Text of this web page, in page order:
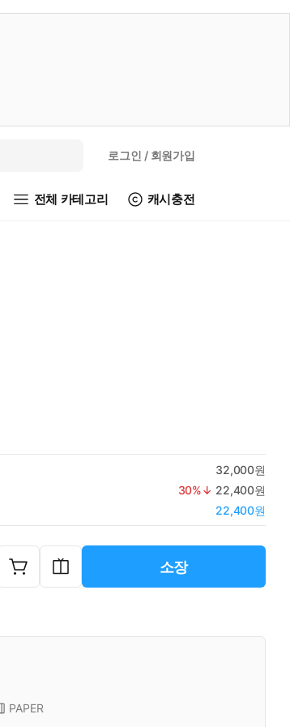
로그인 / 회원가입
전체 카테고리 캐시충전
32,000원
30%↓ 22,400원
22,400원
소장
PAPER